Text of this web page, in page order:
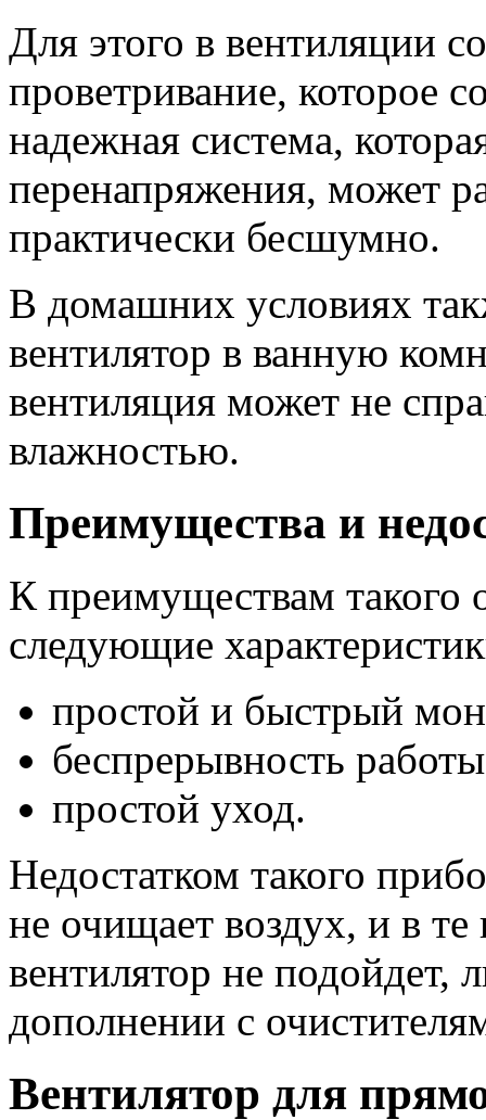
Для этого в вентиляции
проветривание, которое
надежная система,
перенапряжения, может
практически бесшумно.
В домашних условиях
вентилятор в ванную
вентиляция может не
влажностью.
Преимущества и
К преимуществам такого
следующие
простой и быстрый
беспрерывность
простой уход.
Недостатком такого
не очищает воздух, и в
вентилятор не подойдет,
дополнении с
Вентилятор для